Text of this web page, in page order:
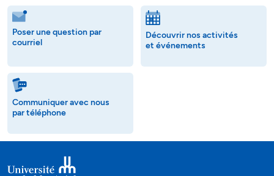
Poser une question par
courriel
Découvrir nos activités
et événements
Communiquer avec nous
par téléphone